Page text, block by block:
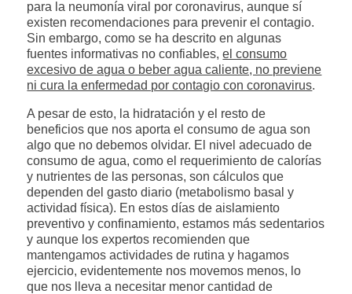
para la neumonía viral por coronavirus, aunque sí
existen recomendaciones para prevenir el contagio.
Sin embargo, como se ha descrito en algunas
fuentes informativas no confiables,el consumo
excesivo de agua o beber agua caliente, no previene
ni cura la enfermedad por contagio con coronavirus.
A pesar de esto, la hidratación y el resto de
beneficios que nos aporta el consumo de agua son
algo que no debemos olvidar. El nivel adecuado de
consumo de agua, como el requerimiento de calorías
y nutrientes de las personas, son cálculos que
dependen del gasto diario (metabolismo basal y
actividad física). En estos días de aislamiento
preventivo y confinamiento, estamos más sedentarios
y aunque los expertos recomienden que
mantengamos actividades de rutina y hagamos
ejercicio, evidentemente nos movemos menos, lo
que nos lleva a necesitar menor cantidad de